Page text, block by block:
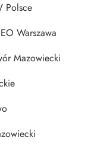
Polsce
Warszawa
Mazowiecki